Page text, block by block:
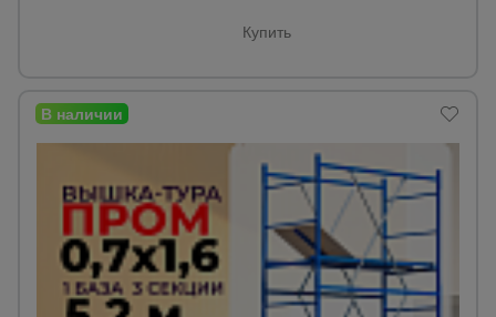
Купить
Лестницы
Штукатурные
комплекты
Сварочные
аппараты